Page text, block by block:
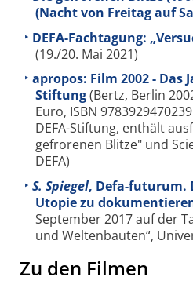
(Nacht von Freitag auf
DEFA-Fachtagung:
(19./20. Mai 2021)
apropos: Film 2002 - Das
Stiftung(Bertz, Berlin
Euro, ISBN
DEFA-Stiftung, enthält
gefrorenen Blitze" und
DEFA)
S. Spiegel, Defa-futurum.
Utopie zu
September 2017 auf der
und Weltenbauten“,
Zu den Filmen